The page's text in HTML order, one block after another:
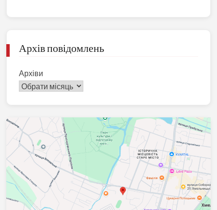
Архів повідомлень
Архіви